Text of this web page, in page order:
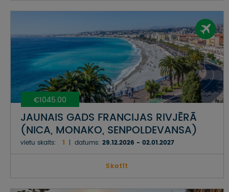
€1045.00
JAUNAIS GADS FRANCIJAS RIVJĒRĀ
(NICA, MONAKO, SENPOLDEVANSA)
vietu skaits: 1 datums: 29.12.2026 - 02.01.2027
Skatīt